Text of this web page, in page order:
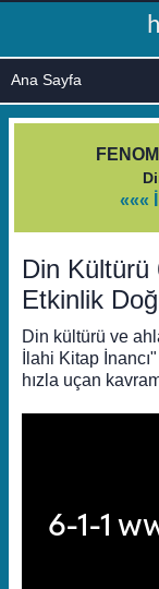
«««
Din Kültürü
Etkinlik
Din kültürü ve
İlahi Kitap
hızla uçan